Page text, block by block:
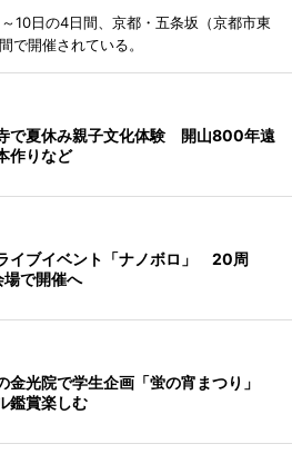
10日の4日間、京都・五条坂（京都市東
で開催されている。
で夏休み親子文化体験 開山800年遠
作りなど
イブイベント「ナノボロ」 20周
で開催へ
金光院で学生企画「蛍の宵まつり」
鑑賞楽しむ